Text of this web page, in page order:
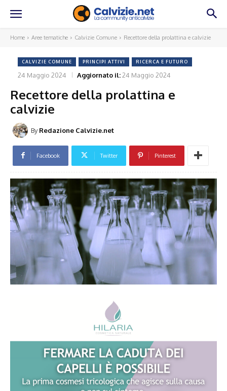
Home Aree tematiche Calvizie Comune Recettore della prolattina e calvizie
CALVIZIE COMUNE PRINCIPI ATTIVI RICERCA E FUTURO
24 Maggio 2024 Aggiornato il:24 Maggio 2024
Recettore della prolattina e
calvizie
By Redazione Calvizie.net
Facebook Twitter Pinterest